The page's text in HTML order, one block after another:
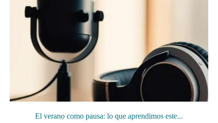
El verano como pausa: lo que aprendimos este...